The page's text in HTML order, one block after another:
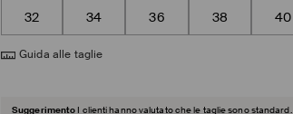
32 34 36 38 40
Guida alle taglie
Suggerimento I clienti hanno valutato che le taglie sono standard.